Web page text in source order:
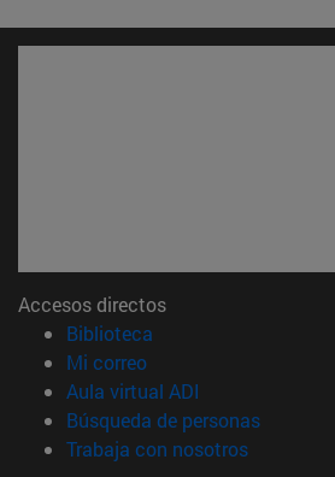
Accesos directos
Biblioteca
Mi correo(abre en nueva
Aula virtual ADI
Búsqueda de personas(abre en
Trabaja con nosotros(abre en